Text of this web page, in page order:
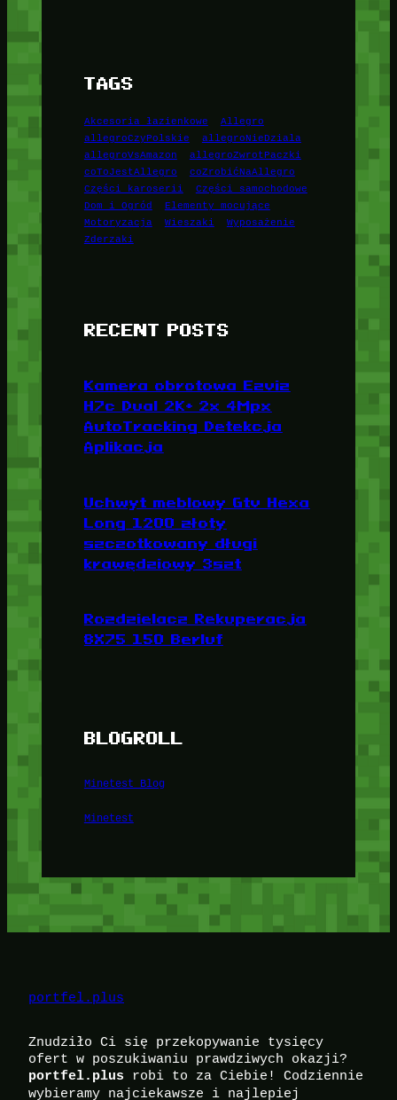
TAGS
Akcesoria łazienkowe
Allegro
allegroCzyPolskie
allegroNieDziala
allegroVsAmazon
allegroZwrotPaczki
coToJestAllegro
coZrobićNaAllegro
Części karoserii
Części samochodowe
Dom i Ogród
Elementy mocujące
Motoryzacja
Wieszaki
Wyposażenie
Zderzaki
RECENT POSTS
Kamera obrotowa Ezviz
H7c Dual 2K+ 2x 4Mpx
AutoTracking Detekcja
Aplikacja
Uchwyt meblowy Gtv Hexa
Long 1200 złoty
szczotkowany długi
krawędziowy 3szt
Rozdzielacz Rekuperacja
8X75 150 Berluf
BLOGROLL
Minetest Blog
Minetest
portfel.plus
Znudziło Ci się przekopywanie tysięcy
ofert w poszukiwaniu prawdziwych okazji?
portfel.plus robi to za Ciebie! Codziennie
wybieramy najciekawsze i najlepiej